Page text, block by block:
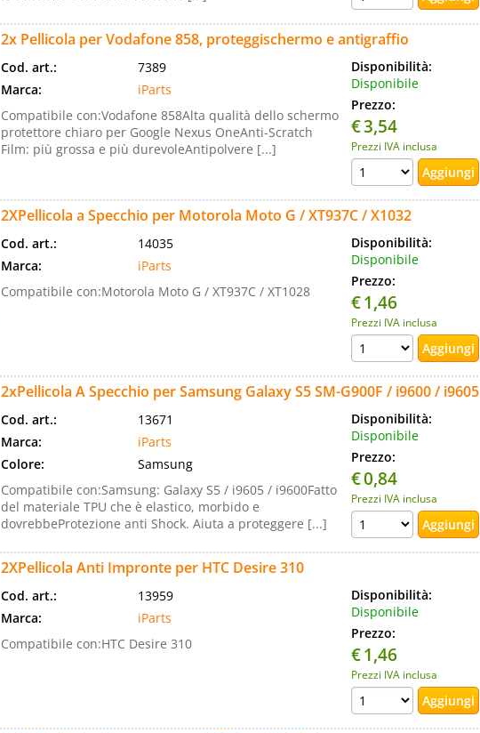
2x Pellicola per Vodafone 858, proteggischermo e antigraffio
Cod. art.:
7389
Marca:
iParts
Compatibile con:Vodafone 858Alta qualità dello schermo
protettore chiaro per Google Nexus OneAnti-Scratch
Film: più grossa e più durevoleAntipolvere [...]
Disponibilità:
Disponibile
Prezzo:
€3,54
Prezzi IVA inclusa
2XPellicola a Specchio per Motorola Moto G / XT937C / X1032
Cod. art.:
14035
Marca:
iParts
Compatibile con:Motorola Moto G / XT937C / XT1028
Disponibilità:
Disponibile
Prezzo:
€1,46
Prezzi IVA inclusa
2xPellicola A Specchio per Samsung Galaxy S5 SM-G900F / i9600 / i9605
Cod. art.:
13671
Marca:
iParts
Colore:
Samsung
Compatibile con:Samsung: Galaxy S5 / i9605 / i9600Fatto
del materiale TPU che è elastico, morbido e
dovrebbeProtezione anti Shock. Aiuta a proteggere [...]
Disponibilità:
Disponibile
Prezzo:
€0,84
Prezzi IVA inclusa
2XPellicola Anti Impronte per HTC Desire 310
Cod. art.:
13959
Marca:
iParts
Compatibile con:HTC Desire 310
Disponibilità:
Disponibile
Prezzo:
€1,46
Prezzi IVA inclusa